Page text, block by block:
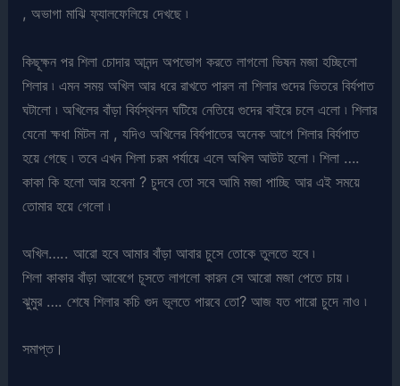
, অভাগা মাঝি ফ্যালফেলিয়ে দেখছে ৷
কিছূক্ষন পর শিলা চোদার আনন্দ অপভোগ করতে লাগলো ভিষন মজা হচ্ছিলো
শিলার ৷ এমন সময় অখিল আর ধরে রাখতে পারল না শিলার গুদের ভিতরে বির্যপাত
ঘটালো ৷ অখিলের বাঁড়া বির্যস্থলন ঘটিয়ে নেতিয়ে গুদের বাইরে চলে এলো ৷ শিলার
যেনো ক্ষধা মিটল না , যদিও অখিলের বির্যপাতের অনেক আগে শিলার বির্যপাত
হয়ে গেছে ৷ তবে এখন শিলা চরম পর্যায়ে এলে অখিল আউট হলো ৷ শিলা ….
কাকা কি হলো আর হবেনা ? চুদবে তো সবে আমি মজা পাচ্ছি আর এই সময়ে
তোমার হয়ে গেলো ৷
অখিল….. আরো হবে আমার বাঁড়া আবার চুসে তোকে তুলতে হবে ৷
শিলা কাকার বাঁড়া আবেগে চূসতে লাগলো কারন সে আরো মজা পেতে চায় ৷
ঝুমুর …. শেষে শিলার কচি গুদ ভূলতে পারবে তো? আজ যত পারো চুদে নাও ৷
সমাপ্ত।